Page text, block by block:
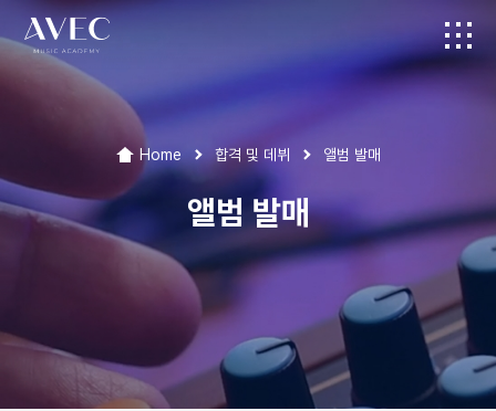
Home 합격 및 데뷔 앨범 발매
앨범 발매